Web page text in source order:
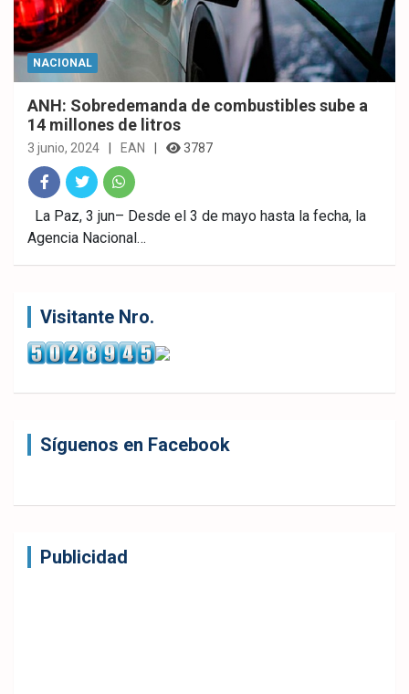
NACIONAL
ANH: Sobredemanda de combustibles sube a
14 millones de litros
3 junio, 2024 EAN 3787
Fac
ebo
Twitt
er
What
sAp
La Paz, 3 jun– Desde el 3 de mayo hasta la fecha, la
Agencia Nacional…
Visitante Nro.
Síguenos en Facebook
Publicidad